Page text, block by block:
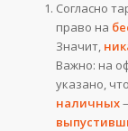
Согласно
право на
Значит,
Важно: на
указано,
наличных